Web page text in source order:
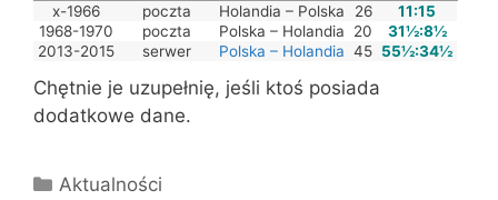
x-1966
poczta Holandia – Polska 26
11:15
1968-1970
poczta Polska – Holandia 20
31½:8½
2013-2015
serwer Polska – Holandia 45 55½:34½
Chętnie je uzupełnię, jeśli ktoś posiada
dodatkowe dane.
Kategorie
Aktualności